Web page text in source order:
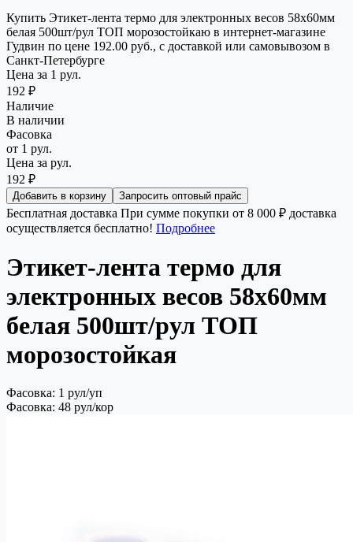
Купить Этикет-лента термо для электронных весов 58х60мм
белая 500шт/рул ТОП морозостойкаю в интернет-магазине
Гудвин по цене 192.00 руб., с доставкой или самовывозом в
Санкт-Петербурге
Цена за 1 рул.
192 ₽
Наличие
В наличии
Фасовка
от 1 рул.
Цена за рул.
192 ₽
Добавить в корзину Запросить оптовый прайс
Бесплатная доставка При сумме покупки от 8 000 ₽ доставка
осуществляется бесплатно! Подробнее
Этикет-лента термо для
электронных весов 58х60мм
белая 500шт/рул ТОП
морозостойкая
Фасовка: 1 рул/уп
Фасовка: 48 рул/кор